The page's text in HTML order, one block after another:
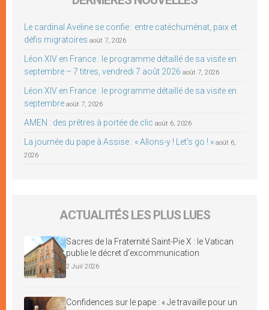
Le cardinal Aveline se confie : entre catéchuménat, paix et
défis migratoires août 7, 2026
Léon XIV en France : le programme détaillé de sa visite en
septembre – 7 titres, vendredi 7 août 2026 août 7, 2026
Léon XIV en France : le programme détaillé de sa visite en
septembre août 7, 2026
AMEN : des prêtres à portée de clic août 6, 2026
La journée du pape à Assise : « Allons-y ! Let’s go ! » août 6,
2026
ACTUALITÉS LES PLUS LUES
Sacres de la Fraternité Saint-Pie X : le Vatican
publie le décret d’excommunication
2 Juil 2026
Confidences sur le pape : « Je travaille pour un